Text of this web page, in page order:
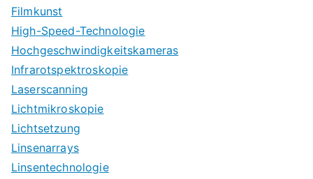
Filmkunst
High-Speed-Technologie
Hochgeschwindigkeitskameras
Infrarotspektroskopie
Laserscanning
Lichtmikroskopie
Lichtsetzung
Linsenarrays
Linsentechnologie